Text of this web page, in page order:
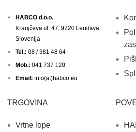
HABCO d.o.o.
Kranjčeva ul. 47, 9220 Lendava
Slovenija
Tel.: 08 / 381 48 64
Mob.: 041 737 120
Email: info(at)habco.eu
TRGOVINA
Vrtne lope